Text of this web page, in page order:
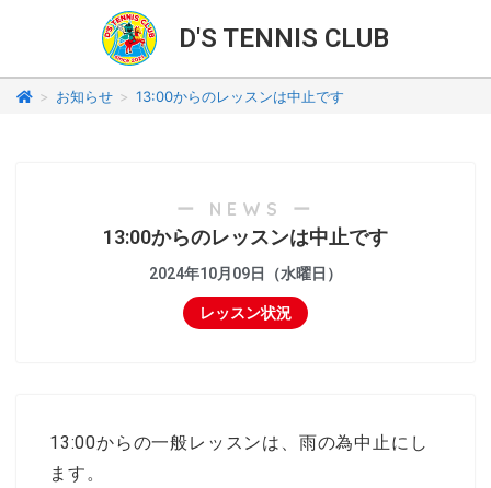
D'S TENNIS CLUB
> お知らせ > 13:00からのレッスンは中止です
ー NEWS ー
13:00からのレッスンは中止です
2024年10月09日（水曜日）
レッスン状況
13:00からの一般レッスンは、雨の為中止にし
ます。